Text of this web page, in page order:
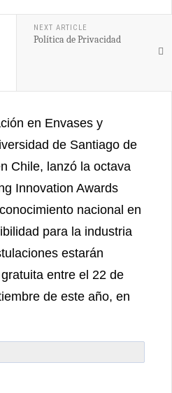
NEXT ARTICLE
Política de Privacidad
en Envases y
de Santiago de
Chile, lanzó la octava
Innovation Awards
nacional en
para la industria
estarán
entre el 22 de
de este año, en